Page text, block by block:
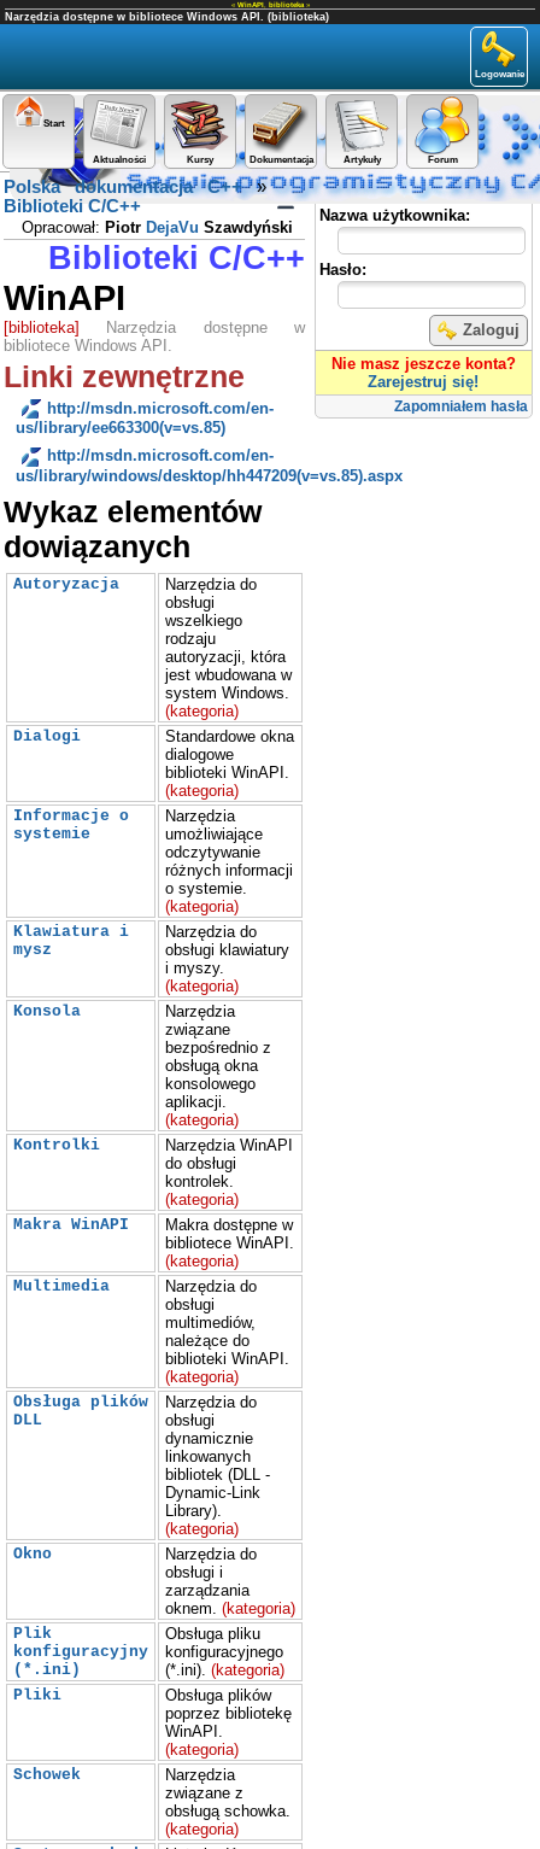
« WinAPI, biblioteka»
Narzędzia dostępne w bibliotece Windows API. (biblioteka)
Logowanie
Start
Aktualności Kursy Dokumentacja Artykuły Forum
Panel użytkownika
Nazwa użytkownika:
Hasło:
Zaloguj
Nie masz jeszcze konta?
Zarejestruj się!
Zapomniałem hasła
Polska dokumentacja C++»
Biblioteki C/C++
Opracował: Piotr DejaVu Szawdyński
Biblioteki C/C++
WinAPI
[biblioteka]
Narzędzia dostępne w
bibliotece Windows API.
Linki zewnętrzne
http://msdn.microsoft.com/en-
us/library/ee663300(v=vs.85)
http://msdn.microsoft.com/en-
us/library/windows/desktop/hh447209(v=vs.85).aspx
Wykaz elementów
dowiązanych
Autoryzacja
Narzędzia do
obsługi
wszelkiego
rodzaju
autoryzacji, która
jest wbudowana w
system Windows.
(kategoria)
Dialogi
Standardowe okna
dialogowe
biblioteki WinAPI.
(kategoria)
Informacje o
systemie
Narzędzia
umożliwiające
odczytywanie
różnych informacji
o systemie.
(kategoria)
Klawiatura i
mysz
Narzędzia do
obsługi klawiatury
i myszy.
(kategoria)
Konsola
Narzędzia
związane
bezpośrednio z
obsługą okna
konsolowego
aplikacji.
(kategoria)
Kontrolki
Narzędzia WinAPI
do obsługi
kontrolek.
(kategoria)
Makra WinAPI
Makra dostępne w
bibliotece WinAPI.
(kategoria)
Multimedia
Narzędzia do
obsługi
multimediów,
należące do
biblioteki WinAPI.
(kategoria)
Obsługa plików
DLL
Narzędzia do
obsługi
dynamicznie
linkowanych
bibliotek (DLL -
Dynamic-Link
Library).
(kategoria)
Okno
Narzędzia do
obsługi i
zarządzania
oknem. (kategoria)
Plik
konfiguracyjny
(*.ini)
Obsługa pliku
konfiguracyjnego
(*.ini). (kategoria)
Pliki
Obsługa plików
poprzez bibliotekę
WinAPI.
(kategoria)
Schowek
Narzędzia
związane z
obsługą schowka.
(kategoria)